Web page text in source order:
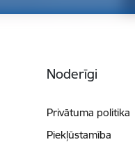
Noderīgi
Privātuma politika
Piekļūstamība